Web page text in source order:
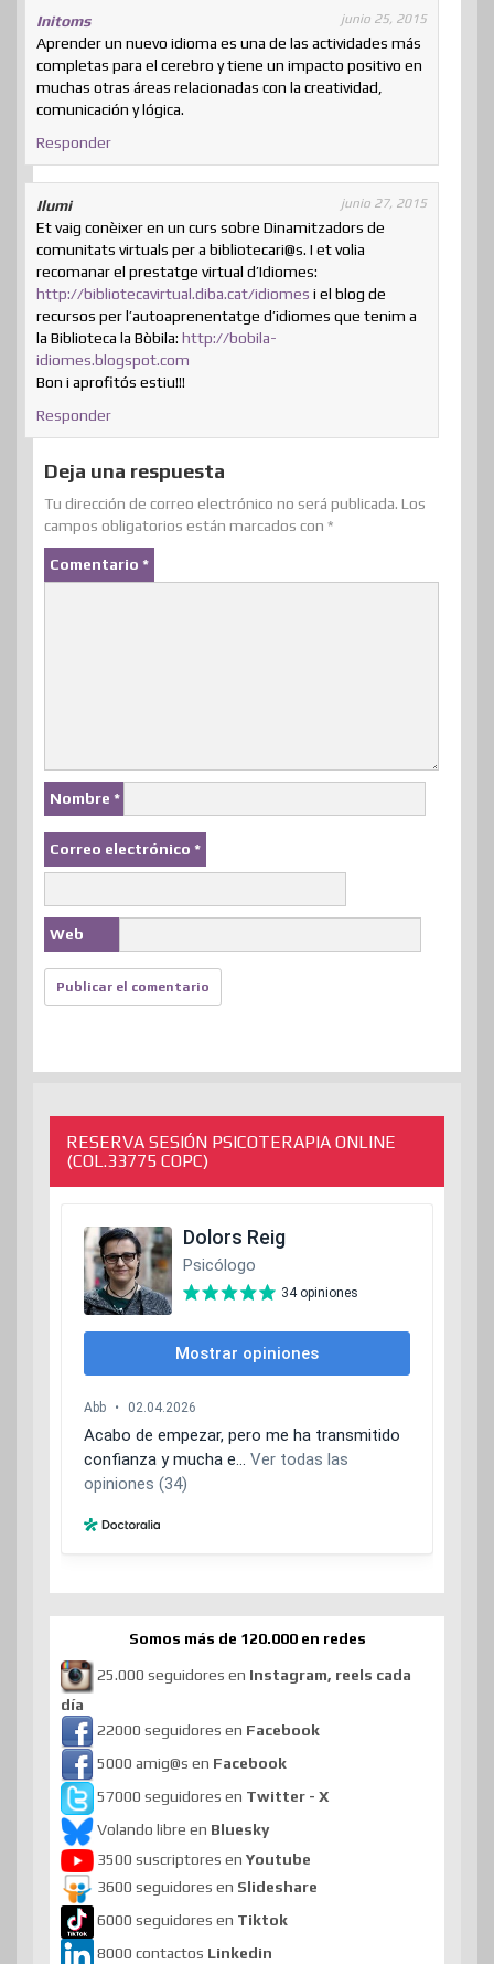
Initoms junio 25, 2015
Aprender un nuevo idioma es una de las actividades más
completas para el cerebro y tiene un impacto positivo en
muchas otras áreas relacionadas con la creatividad,
comunicación y lógica.
Responder
Ilumi junio 27, 2015
Et vaig conèixer en un curs sobre Dinamitzadors de
comunitats virtuals per a bibliotecari@s. I et volia
recomanar el prestatge virtual d’Idiomes:
http://bibliotecavirtual.diba.cat/idiomes i el blog de
recursos per l’autoaprenentatge d’idiomes que tenim a
la Biblioteca la Bòbila:http://bobila-
idiomes.blogspot.com
Bon i aprofitós estiu!!!
Responder
Deja una respuesta
Tu dirección de correo electrónico no será publicada. Los
campos obligatorios están marcados con *
Comentario *
Nombre *
Correo electrónico *
Web
RESERVA SESIÓN PSICOTERAPIA ONLINE
(COL.33775 COPC)
Somos más de 120.000 en redes
25.000 seguidores en Instagram, reels cada
día
22000 seguidores en Facebook
5000 amig@s en Facebook
57000 seguidores en Twitter - X
Volando libre en Bluesky
3500 suscriptores en Youtube
3600 seguidores en Slideshare
6000 seguidores en Tiktok
8000 contactos Linkedin